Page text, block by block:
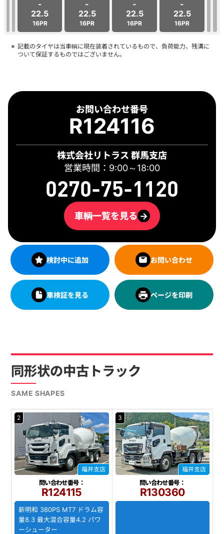
お問い合わせ番号
R124116
株式会社リトラス 群馬支店
営業時間：9:00～18:00
0270-75-1120
車輌一覧を見る →
検討中に追加 お問い合わせ
車検証を見る ページを印刷
-
22.5
16PR
-
22.5
16PR
-
22.5
16PR
-
22.5
16PR
記載のタイヤは当車輌に現在装着されているもので、負荷能力、残溝に
ついて保証するものではございません。
同形状の中古トラック
SAME SHAPES
2
福井支店
問い合わせ番号：
R124115
新明和 380PS MT7 ドラム容
量8.3 最大混合容量4.2 パワ
ーシューター
3
福井支店
問い合わせ番号：
R130360